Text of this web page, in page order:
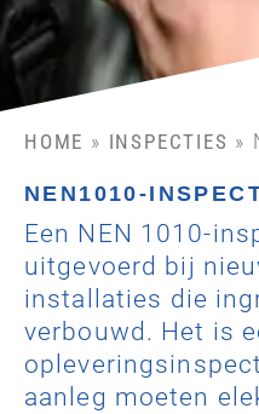
HOME » INSPECTIES »
NEN1010-
Een NEN 1010-
uitgevoerd bij
installaties die
verbouwd. Het is
aanleg moeten